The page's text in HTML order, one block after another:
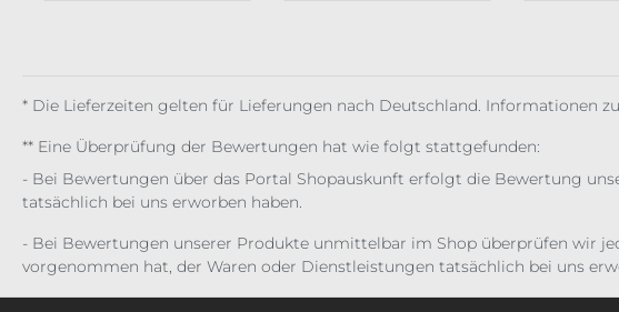
* Die Lieferzeiten gelten für Lieferungen nach Deutschland. Informationen
** Eine Überprüfung der Bewertungen hat wie folgt stattgefunden:
- Bei Bewertungen über das Portal Shopauskunft erfolgt die Bewertung
tatsächlich bei uns erworben haben.
- Bei Bewertungen unserer Produkte unmittelbar im Shop überprüfen wir
vorgenommen hat, der Waren oder Dienstleistungen tatsächlich bei uns